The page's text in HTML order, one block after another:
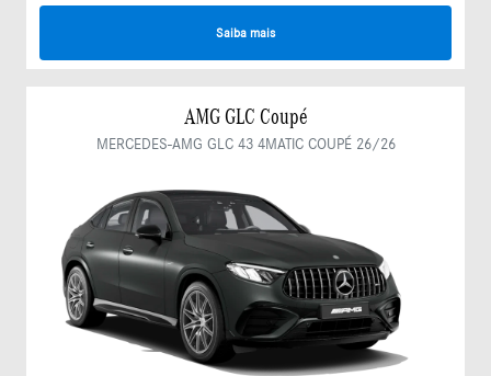
Saiba mais
AMG GLC Coupé
MERCEDES-AMG GLC 43 4MATIC COUPÉ 26/26